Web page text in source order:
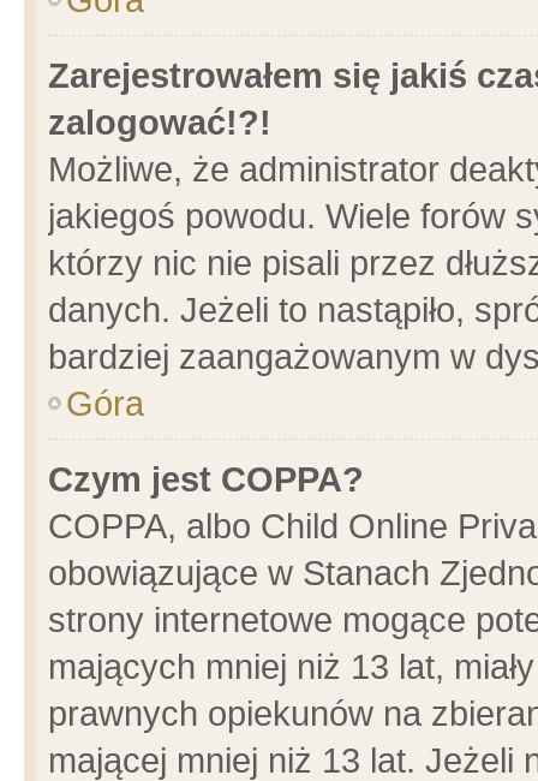
Zarejestrowałem się jakiś
zalogować!?!
Możliwe, że administrator
jakiegoś powodu. Wiele forów
którzy nic nie pisali przez
danych. Jeżeli to nastąpiło,
bardziej zaangażowanym w
Góra
Czym jest COPPA?
COPPA, albo Child Online
obowiązujące w Stanach
strony internetowe mogące
mających mniej niż 13 lat,
prawnych opiekunów na
mającej mniej niż 13 lat. Jeżeli